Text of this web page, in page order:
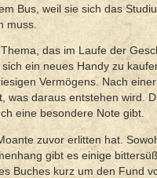
Bus, weil sie sich das
muss.
das im Laufe der
ein neues Handy zu
Vermögens. Nach
was daraus entstehen wird.
eine besondere Note gibt.
zuvor erlitten hat.
gibt es einige
Buches kurz um den Fund